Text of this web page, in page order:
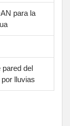
para la
pared del
lluvias